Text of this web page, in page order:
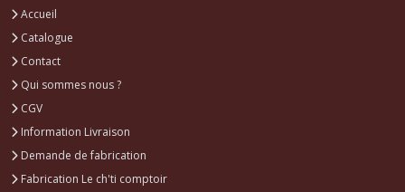
Accueil
Catalogue
Contact
Qui sommes nous ?
CGV
Information Livraison
Demande de fabrication
Fabrication Le ch'ti comptoir